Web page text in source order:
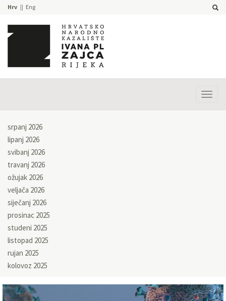
Hrv Eng
srpanj 2026
lipanj 2026
svibanj 2026
travanj 2026
ožujak 2026
veljača 2026
siječanj 2026
prosinac 2025
studeni 2025
listopad 2025
rujan 2025
kolovoz 2025